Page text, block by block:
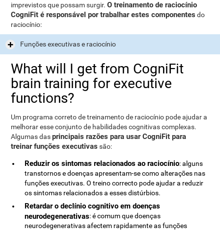
imprevistos que possam surgir.O treinamento de raciocínio
CogniFit é responsável por trabalhar estes componentes do
raciocínio:
Funções executivas e raciocínio
What will I get from CogniFit
brain training for executive
functions?
Um programa correto de treinamento de raciocínio pode ajudar a
melhorar esse conjunto de habilidades cognitivas complexas.
Algumas dasprincipais razões para usar CogniFit para
treinar funções executivas são:
Reduzir os sintomas relacionados ao raciocínio: alguns
transtornos e doenças apresentam-se como alterações nas
funções executivas. O treino correcto pode ajudar a reduzir
os sintomas relacionados a esses distúrbios.
Retardar o declínio cognitivo em doenças
neurodegenerativas: é comum que doenças
neurodegenerativas afectem rapidamente as funções